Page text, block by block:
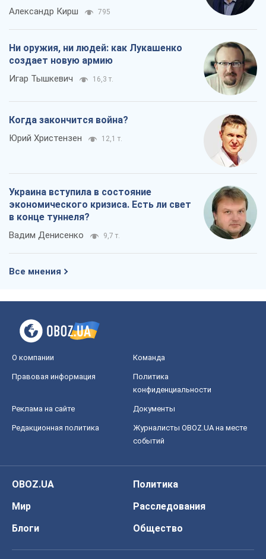
Александр Кирш 795
Ни оружия, ни людей: как Лукашенко
создает новую армию
Игар Тышкевич 16,3 т.
Когда закончится война?
Юрий Христензен 12,1 т.
Украина вступила в состояние
экономического кризиса. Есть ли свет
в конце туннеля?
Вадим Денисенко 9,7 т.
Все мнения
О компании Команда
Правовая информация
Политика
конфиденциальности
Реклама на сайте Документы
Редакционная политика
Журналисты OBOZ.UA на месте
событий
OBOZ.UA
Политика
Мир
Расследования
Блоги
Общество